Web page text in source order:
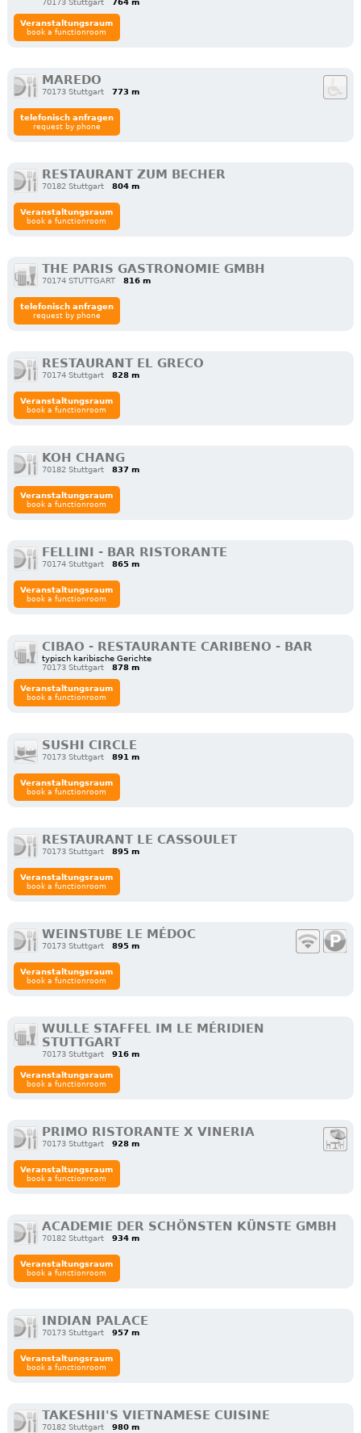
Veranstaltungsraum
book a functionroom
MAREDO
70173 Stuttgart 773 m
telefonisch anfragen
request by phone
RESTAURANT ZUM BECHER
70182 Stuttgart 804 m
Veranstaltungsraum
book a functionroom
THE PARIS GASTRONOMIE GMBH
70174 STUTTGART 816 m
telefonisch anfragen
request by phone
RESTAURANT EL GRECO
70174 Stuttgart 828 m
Veranstaltungsraum
book a functionroom
KOH CHANG
70182 Stuttgart 837 m
Veranstaltungsraum
book a functionroom
FELLINI - BAR RISTORANTE
70174 Stuttgart 865 m
Veranstaltungsraum
book a functionroom
CIBAO - RESTAURANTE CARIBENO - BAR
typisch karibische Gerichte
70173 Stuttgart
878 m
Veranstaltungsraum
book a functionroom
SUSHI CIRCLE
70173 Stuttgart 891 m
Veranstaltungsraum
book a functionroom
RESTAURANT LE CASSOULET
70173 Stuttgart 895 m
Veranstaltungsraum
book a functionroom
WEINSTUBE LE MÉDOC
70173 Stuttgart 895 m
Veranstaltungsraum
book a functionroom
WULLE STAFFEL IM LE MÉRIDIEN
STUTTGART
70173 Stuttgart 916 m
Veranstaltungsraum
book a functionroom
PRIMO RISTORANTE X VINERIA
70173 Stuttgart 928 m
Veranstaltungsraum
book a functionroom
ACADEMIE DER SCHÖNSTEN KÜNSTE GMBH
70182 Stuttgart 934 m
Veranstaltungsraum
book a functionroom
INDIAN PALACE
70173 Stuttgart 957 m
Veranstaltungsraum
book a functionroom
TAKESHII'S VIETNAMESE CUISINE
70182 Stuttgart 980 m